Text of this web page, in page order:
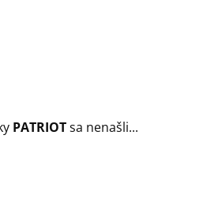
PATRIOTsa nenašli...